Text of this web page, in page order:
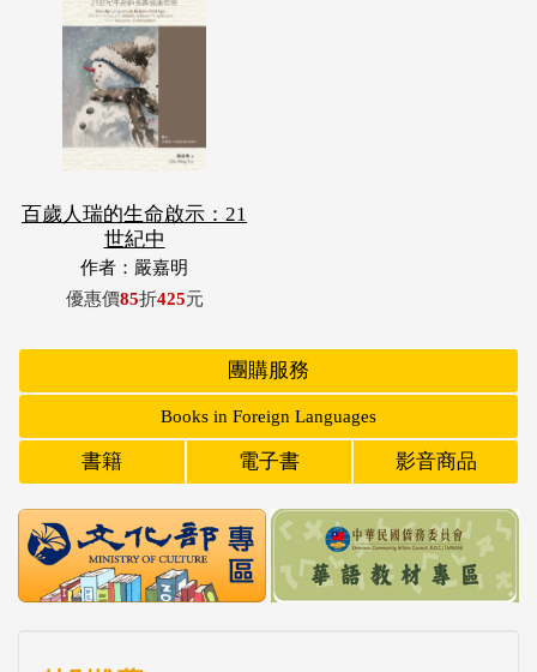
百歲人瑞的生命啟示：21
世紀中
作者：嚴嘉明
優惠價85折425元
團購服務
Books in Foreign Languages
書籍 電子書 影音商品